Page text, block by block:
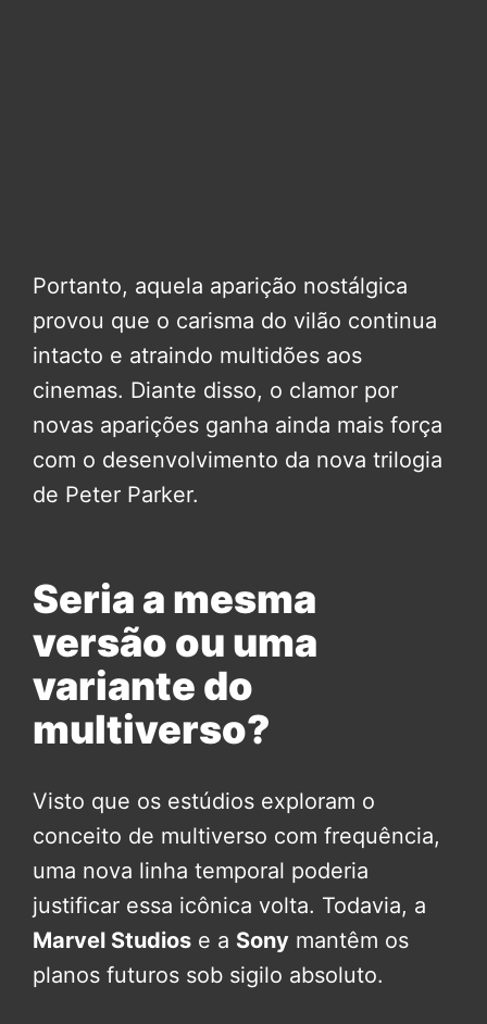
Portanto, aquela aparição nostálgica
provou que o carisma do vilão continua
intacto e atraindo multidões aos
cinemas. Diante disso, o clamor por
novas aparições ganha ainda mais força
com o desenvolvimento da nova trilogia
de Peter Parker.
Seria a mesma
versão ou uma
variante do
multiverso?
Visto que os estúdios exploram o
conceito de multiverso com frequência,
uma nova linha temporal poderia
justificar essa icônica volta. Todavia, a
Marvel Studios e a Sony mantêm os
planos futuros sob sigilo absoluto.